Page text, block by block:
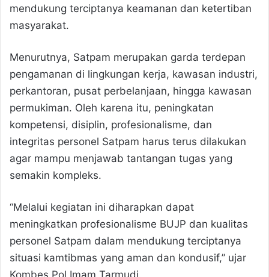
mendukung terciptanya keamanan dan ketertiban
masyarakat.
Menurutnya, Satpam merupakan garda terdepan
pengamanan di lingkungan kerja, kawasan industri,
perkantoran, pusat perbelanjaan, hingga kawasan
permukiman. Oleh karena itu, peningkatan
kompetensi, disiplin, profesionalisme, dan
integritas personel Satpam harus terus dilakukan
agar mampu menjawab tantangan tugas yang
semakin kompleks.
“Melalui kegiatan ini diharapkan dapat
meningkatkan profesionalisme BUJP dan kualitas
personel Satpam dalam mendukung terciptanya
situasi kamtibmas yang aman dan kondusif,” ujar
Kombes Pol Imam Tarmudi.